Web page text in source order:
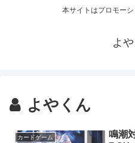
本サイトはプロモー
よ
よやくん
カードゲーム
鳴潮